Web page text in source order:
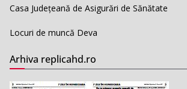
Casa Județeană de Asigurări de Sănătate
Locuri de muncă Deva
Arhiva replicahd.ro